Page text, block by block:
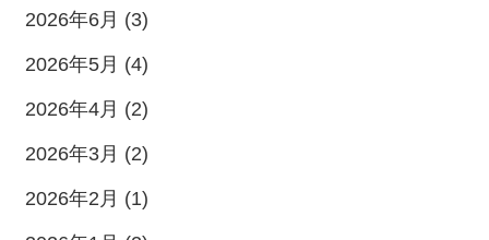
2026年6月 (3)
2026年5月 (4)
2026年4月 (2)
2026年3月 (2)
2026年2月 (1)